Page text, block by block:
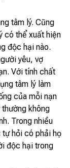
tâm lý. Cũng
có thể xuất hiện
độc hại nào.
yêu, vợ
Với tính chất
tâm lý làm
của mỗi nạn
không
Trong nhiều
tự hỏi có phải họ
độc hại trong